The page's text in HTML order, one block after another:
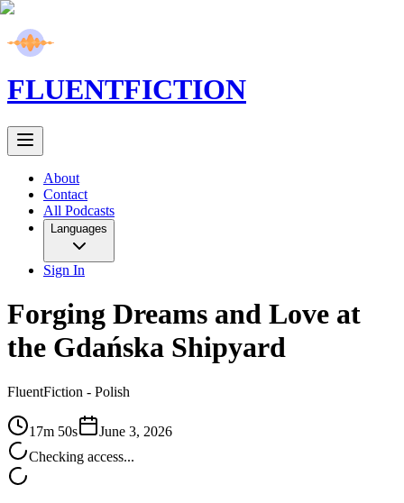
FLUENTFICTION
About
Contact
All Podcasts
Languages
Sign In
Forging Dreams and Love at
the Gdańska Shipyard
FluentFiction - Polish
17m 50s
June 3, 2026
Checking access...